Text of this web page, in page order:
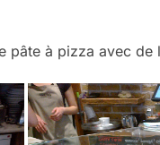
pâte à pizza avec